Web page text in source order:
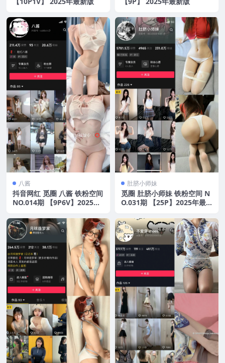
八酱
抖音网红 觅圈 八酱 铁粉空间
NO.014期 【9P6V】2025年
肚脐小师妹
觅圈 肚脐小师妹 铁粉空间 N
O.031期 【25P】2025年最